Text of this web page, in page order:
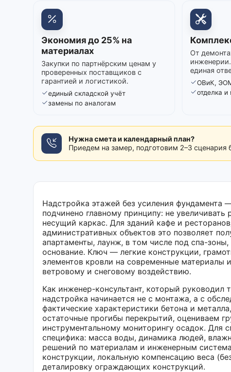
Экономия до 25% на
материалах
Закупки по партнёрским ценам у
проверенных поставщиков с
гарантией и логистикой.
единый складской учёт
замены по аналогам
От
единая
ОВиК,
отделка и
Нужна смета и календарный план?
Приедем на замер, подготовим 2–3
Надстройка этажей без усиления фундамента
подчинено главному принципу: не
несущий каркас. Для зданий кафе и
административных объектов это позволяет
апартаменты, лаунж, в том числе под спа-
основание. Ключ — легкие конструкции,
элементов кровли на современные
ветровому и снеговому воздействию.
Как инженер-консультант, который
надстройка начинается не с монтажа, а с
фактические характеристики бетона и
остаточные прогибы перекрытий, оцениваем
инструментальному мониторингу осадок. Для
специфика: масса воды, динамика людей,
решений по материалам и инженерным
конструкции, локальную компенсацию веса
деталировку ограждающих конструкций.